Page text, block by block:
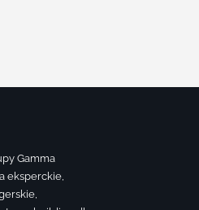
Gamma
eksperckie,